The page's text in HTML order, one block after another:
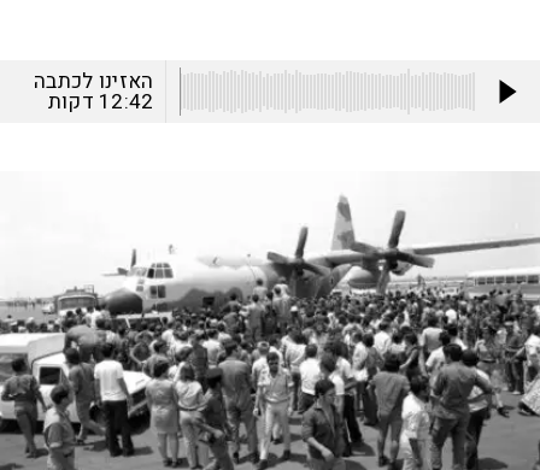
האזינו לכתבה
12:42 דקות